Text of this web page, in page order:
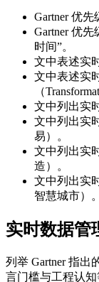
Gartner 优先
Gartner 优
时间”。
文中表述实
文中表述实
（
文中列出实
文中列出实
易）。
文中列出实
造）。
文中列出实
智慧城市）。
实时数据管
列举 Gartner 指出
言门槛与工程认知